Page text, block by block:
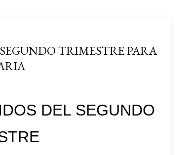
TRIMESTRE PARA
DEL SEGUNDO